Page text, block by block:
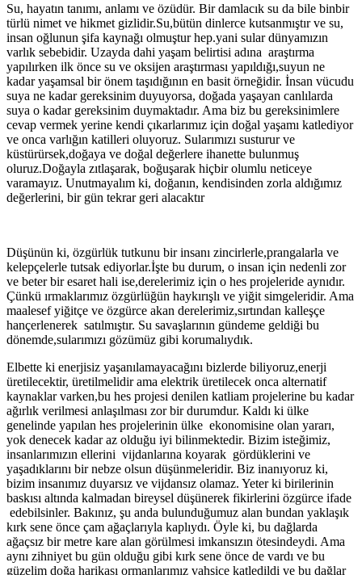
Su, hayatın tanımı, anlamı ve özüdür. Bir damlacık su da bile binbir
türlü nimet ve hikmet gizlidir.Su,bütün dinlerce kutsanmıştır ve su,
insan oğlunun şifa kaynağı olmuştur hep.yani sular dünyamızın
varlık sebebidir. Uzayda dahi yaşam belirtisi adına araştırma
yapılırken ilk önce su ve oksijen araştırması yapıldığı,suyun ne
kadar yaşamsal bir önem taşıdığının en basit örneğidir. İnsan vücudu
suya ne kadar gereksinim duyuyorsa, doğada yaşayan canlılarda
suya o kadar gereksinim duymaktadır. Ama biz bu gereksinimlere
cevap vermek yerine kendi çıkarlarımız için doğal yaşamı katlediyor
ve onca varlığın katilleri oluyoruz. Sularımızı susturur ve
küstürürsek,doğaya ve doğal değerlere ihanette bulunmuş
oluruz.Doğayla zıtlaşarak, boğuşarak hiçbir olumlu neticeye
varamayız. Unutmayalım ki, doğanın, kendisinden zorla aldığımız
değerlerini, bir gün tekrar geri alacaktır
Düşünün ki, özgürlük tutkunu bir insanı zincirlerle,prangalarla ve
kelepçelerle tutsak ediyorlar.İşte bu durum, o insan için nedenli zor
ve beter bir esaret hali ise,derelerimiz için o hes projeleride aynıdır.
Çünkü ırmaklarımız özgürlüğün haykırışlı ve yiğit simgeleridir. Ama
maalesef yiğitçe ve özgürce akan derelerimiz,sırtından kalleşçe
hançerlenerek satılmıştır. Su savaşlarının gündeme geldiği bu
dönemde,sularımızı gözümüz gibi korumalıydık.
Elbette ki enerjisiz yaşanılamayacağını bizlerde biliyoruz,enerji
üretilecektir, üretilmelidir ama elektrik üretilecek onca alternatif
kaynaklar varken,bu hes projesi denilen katliam projelerine bu kadar
ağırlık verilmesi anlaşılması zor bir durumdur. Kaldı ki ülke
genelinde yapılan hes projelerinin ülke ekonomisine olan yararı,
yok denecek kadar az olduğu iyi bilinmektedir. Bizim isteğimiz,
insanlarımızın ellerini vijdanlarına koyarak gördüklerini ve
yaşadıklarını bir nebze olsun düşünmeleridir. Biz inanıyoruz ki,
bizim insanımız duyarsız ve vijdansız olamaz. Yeter ki birilerinin
baskısı altında kalmadan bireysel düşünerek fikirlerini özgürce ifade
edebilsinler. Bakınız, şu anda bulunduğumuz alan bundan yaklaşık
kırk sene önce çam ağaçlarıyla kaplıydı. Öyle ki, bu dağlarda
ağaçsız bir metre kare alan görülmesi imkansızın ötesindeydi. Ama
aynı zihniyet bu gün olduğu gibi kırk sene önce de vardı ve bu
güzelim doğa harikası ormanlarımız vahşice katledildi ve bu dağlar